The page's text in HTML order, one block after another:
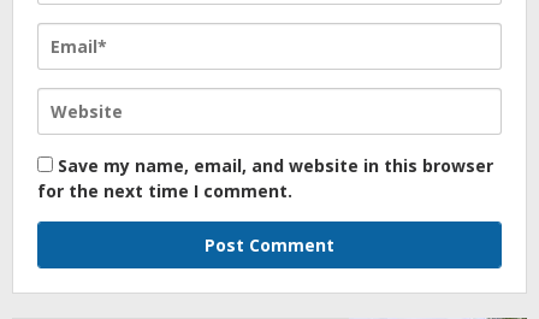
Save my name, email, and website in this browser
for the next time I comment.